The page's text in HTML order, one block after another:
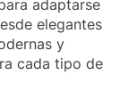
adaptarse
elegantes
y
cada tipo de